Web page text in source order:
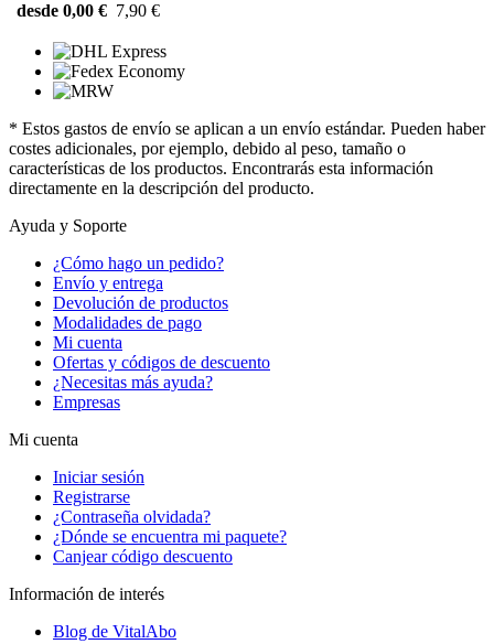
desde 0,00 € 7,90 €
* Estos gastos de envío se aplican a un envío estándar. Pueden haber
costes adicionales, por ejemplo, debido al peso, tamaño o
características de los productos. Encontrarás esta información
directamente en la descripción del producto.
Ayuda y Soporte
¿Cómo hago un pedido?
Envío y entrega
Devolución de productos
Modalidades de pago
Mi cuenta
Ofertas y códigos de descuento
¿Necesitas más ayuda?
Empresas
Mi cuenta
Iniciar sesión
Registrarse
¿Contraseña olvidada?
¿Dónde se encuentra mi paquete?
Canjear código descuento
Información de interés
Blog de VitalAbo